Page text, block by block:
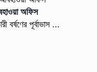
অফিস
বর্ষণের পূর্বাভাস ...